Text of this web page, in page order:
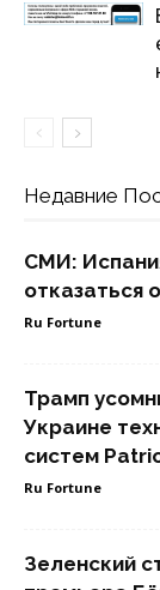
Недавние
СМИ:
отказаться
Ru Fortune
Трамп
Украине
систем
Ru Fortune
Зеленский